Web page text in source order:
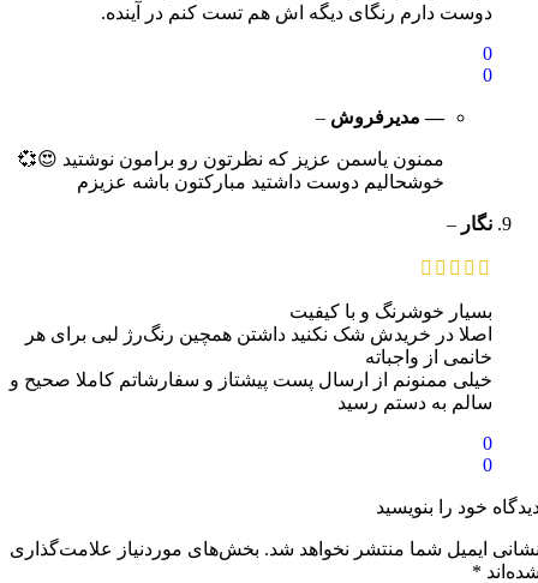
دوست دارم رنگای دیگه اش هم تست کنم در آینده.
0
0
— مدیرفروش –
ممنون یاسمن عزیز که نظرتون رو برامون نوشتید 😍💞
خوشحالیم دوست داشتید مبارکتون باشه عزیزم
نگار –
بسیار خوشرنگ و با کیفیت
اصلا در خریدش شک نکنید داشتن همچین رنگ‌رژ لبی برای هر
خانمی از واجباته
خیلی ممنونم از ارسال پست پیشتاز و سفارشاتم کاملا صحیح و
سالم به دستم رسید
0
0
خود را بنویسید
ایمیل شما منتشر نخواهد شد. بخش‌های موردنیاز علامت‌گذاری
*